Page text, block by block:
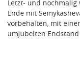
Letzt- und
Ende mit
vorbehalten, mit
umjubelten